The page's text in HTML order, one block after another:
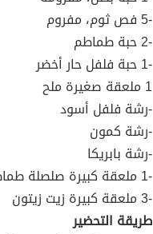
-5 فص ثوم، مفروم
-2 حبة طماطم
-1 حبة فلفل حار أخضر
1 ملعقة صغيرة ملح
-رشة فلفل أسود
-رشة كمون
-رشة بابريكا
-1 ملعقة كبيرة صلصلة طماطم
-3 ملعقة كبيرة زيت زيتون
طريقة التحضير